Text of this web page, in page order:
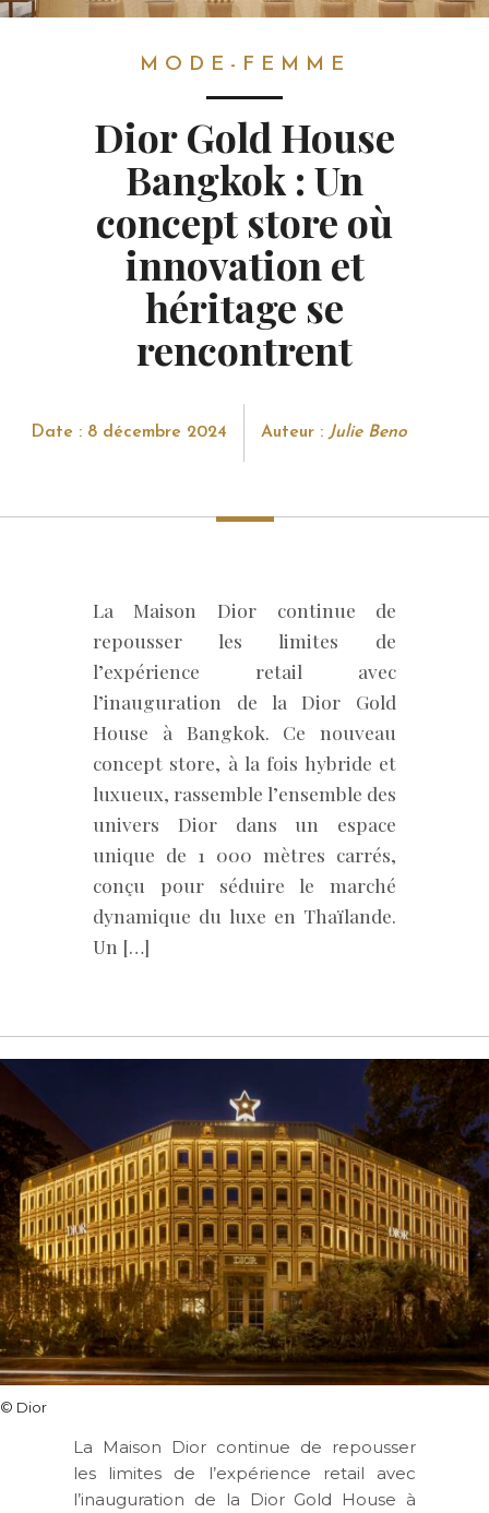
MODE-FEMME
Dior Gold House
Bangkok : Un
concept store où
innovation et
héritage se
rencontrent
Date : 8 décembre 2024 Auteur : Julie Beno
La Maison Dior continue de
repousser les limites de
l’expérience retail avec
l’inauguration de la Dior Gold
House à Bangkok. Ce nouveau
concept store, à la fois hybride et
luxueux, rassemble l’ensemble des
univers Dior dans un espace
unique de 1 000 mètres carrés,
conçu pour séduire le marché
dynamique du luxe en Thaïlande.
Un […]
© Dior
La Maison Dior continue de repousser
les limites de l’expérience retail avec
l’inauguration de la Dior Gold House à